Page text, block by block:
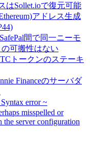
はSollet.ioで復元可能
アドレス生成
間で同一ニーモ
可搬性はない
トークンのステーキ
Financeのサーバダ
error ~
misspelled or
the server configuration